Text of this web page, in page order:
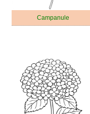
Campanule